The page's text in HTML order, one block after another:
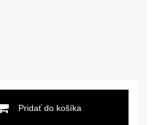
Pridať do košíka